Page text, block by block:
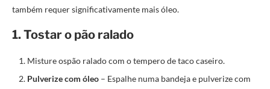
também requer significativamente mais óleo.
1.Tostar o pão ralado
Misture ospão ralado com o tempero de taco caseiro.
Pulverize com óleo – Espalhe numa bandeja e pulverize com